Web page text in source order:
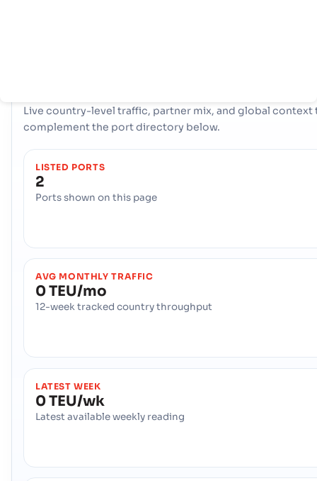
Live country-level traffic, partner mix, and global context
complement the port directory below.
LISTED PORTS
2
Ports shown on this page
AVG MONTHLY TRAFFIC
0 TEU/mo
12-week tracked country throughput
LATEST WEEK
0 TEU/wk
Latest available weekly reading